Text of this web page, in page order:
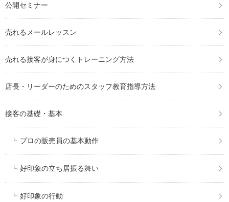
公開セミナー
売れるメールレッスン
売れる接客が身につくトレーニング方法
店長・リーダーのためのスタッフ教育指導方法
接客の基礎・基本
プロの販売員の基本動作
好印象の立ち居振る舞い
好印象の行動